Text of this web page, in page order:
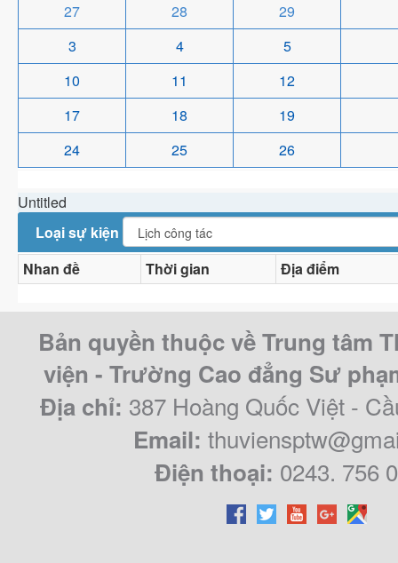
27 28
29
3
4
5
10
11
12
17
18
19
24
25 26
Untitled
Loại sự kiện
Nhan đề
Thời gian Địa điểm
Bản quyền thuộc về Trung tâm
viện - Trường Cao đẳng Sư
Địa chỉ: 387 Hoàng Quốc Việt -
Email:
Điện thoại: 0243. 756